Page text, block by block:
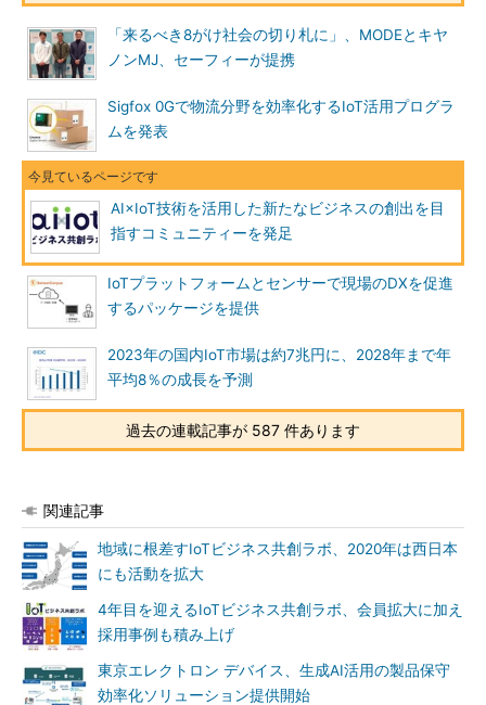
「来るべき8がけ社会の切り札に」、MODEとキヤ
ノンMJ、セーフィーが提携
Sigfox 0Gで物流分野を効率化するIoT活用プログラ
ムを発表
AI×IoT技術を活用した新たなビジネスの創出を目
指すコミュニティーを発足
IoTプラットフォームとセンサーで現場のDXを促進
するパッケージを提供
2023年の国内IoT市場は約7兆円に、2028年まで年
平均8％の成長を予測
過去の連載記事が 587 件あります
関連記事
地域に根差すIoTビジネス共創ラボ、2020年は西日本
にも活動を拡大
4年目を迎えるIoTビジネス共創ラボ、会員拡大に加え
採用事例も積み上げ
東京エレクトロン デバイス、生成AI活用の製品保守
効率化ソリューション提供開始